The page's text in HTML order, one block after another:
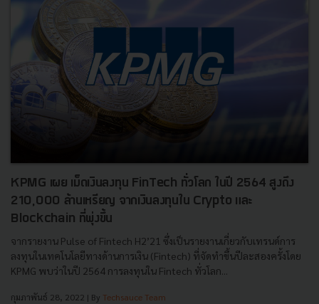
KPMG เผย เม็ดเงินลงทุน FinTech ทั่วโลก ในปี 2564 สูงถึง
210,000 ล้านเหรียญ จากเงินลงทุนใน Crypto และ
Blockchain ที่พุ่งขึ้น
จากรายงาน Pulse of Fintech H2’21 ซึ่งเป็นรายงานเกี่ยวกับเทรนด์การ
ลงทุนในเทคโนโลยีทางด้านการเงิน (Fintech) ที่จัดทำขึ้นปีละสองครั้งโดย
KPMG พบว่าในปี 2564 การลงทุนใน Fintech ทั่วโลก...
กุมภาพันธ์ 28, 2022 | By Techsauce Team